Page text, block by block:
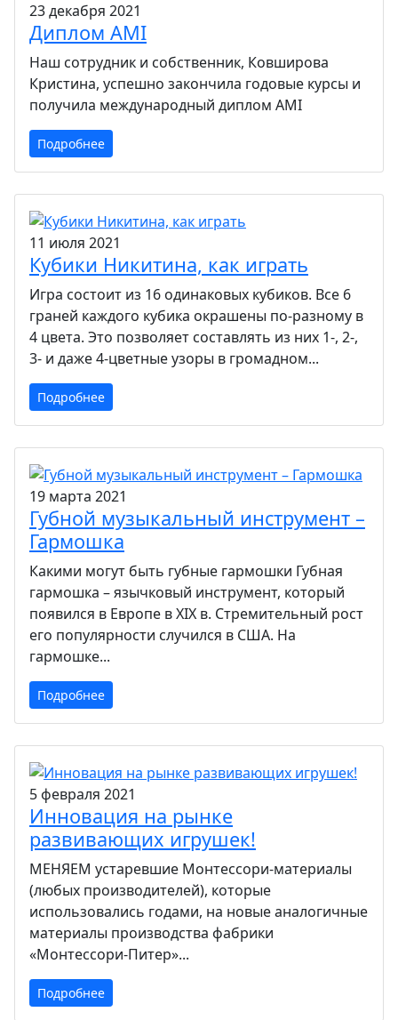
23 декабря 2021
Диплом AMI
Наш сотрудник и собственник, Ковширова
Кристина, успешно закончила годовые курсы и
получила международный диплом AMI
Подробнее
11 июля 2021
Кубики Никитина, как играть
Игра состоит из 16 одинаковых кубиков. Все 6
граней каждого кубика окрашены по-разному в
4 цвета. Это позволяет составлять из них 1-, 2-,
3- и даже 4-цветные узоры в громадном...
Подробнее
19 марта 2021
Губной музыкальный инструмент –
Гармошка
Какими могут быть губные гармошки Губная
гармошка – язычковый инструмент, который
появился в Европе в XIX в. Стремительный рост
его популярности случился в США. На
гармошке...
Подробнее
5 февраля 2021
Инновация на рынке
развивающих игрушек!
МЕНЯЕМ устаревшие Монтессори-материалы
(любых производителей), которые
использовались годами, на новые аналогичные
материалы производства фабрики
«Монтессори-Питер»...
Подробнее